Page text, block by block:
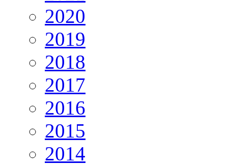
2020
2019
2018
2017
2016
2015
2014